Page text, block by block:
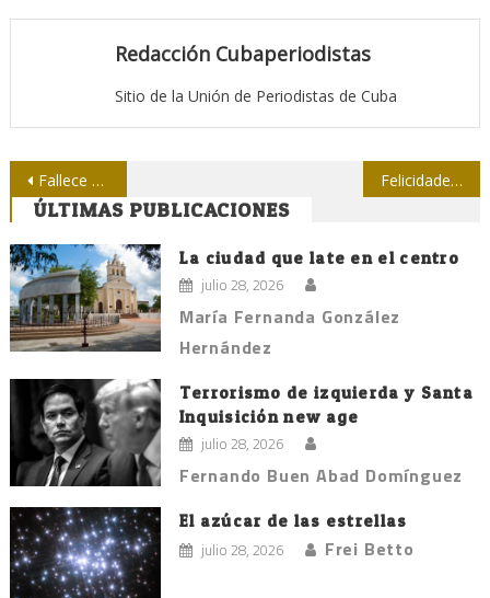
Redacción Cubaperiodistas
Sitio de la Unión de Periodistas de Cuba
Navegación
de
entradas
Fallece Angel Ferrer, destacado periodista cubano Felicidades a los Pinos Nuevos
ÚLTIMAS PUBLICACIONES
La ciudad que late en el centro
julio 28, 2026
María Fernanda González
Hernández
Terrorismo de izquierda y Santa
Inquisición new age
julio 28, 2026
Fernando Buen Abad Domínguez
El azúcar de las estrellas
julio 28, 2026 Frei Betto